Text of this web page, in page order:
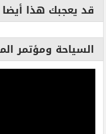
قد يعجبك هذا
السياحة ومؤتمر